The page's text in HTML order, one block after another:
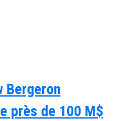
Bergeron
près de 100 M$